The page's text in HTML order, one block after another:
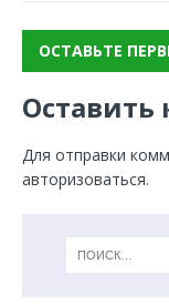
ОСТАВЬТЕ
Для отправки
авторизоваться.